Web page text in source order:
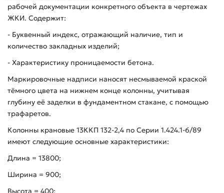
рабочей документации конкретного объекта в чертежах
ЖКИ. Содержит:
- Буквенный индекс, отражающий наличие, тип и
количество закладных изделий;
- Характеристику проницаемости бетона.
Маркировочные надписи наносят несмываемой краской
тёмного цвета на нижнем конце колонны, учитывая
глубину её заделки в фундаментном стакане, с помощью
трафаретов.
Колонны крановые 13ККП 132-2,4 по Серии 1.424.1-6/89
имеют следующие основные характеристики:
Длина = 13800;
Ширина = 900;
Высота = 400;